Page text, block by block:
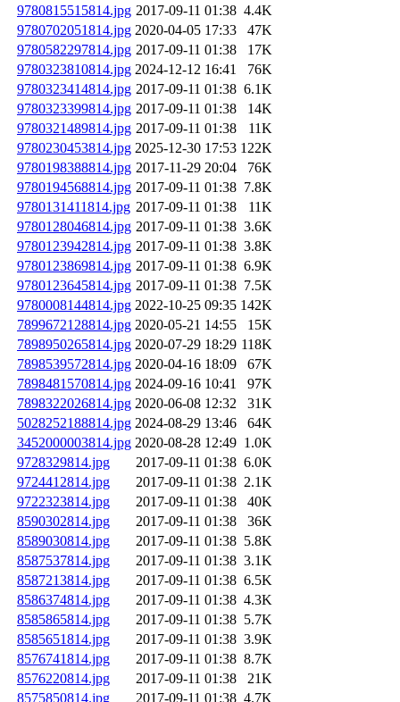
9780815515814.jpg 2017-09-11 01:38 4.4K
9780702051814.jpg 2020-04-05 17:33
47K
9780582297814.jpg 2017-09-11 01:38
17K
9780323810814.jpg 2024-12-12 16:41
76K
9780323414814.jpg 2017-09-11 01:38 6.1K
9780323399814.jpg 2017-09-11 01:38
14K
9780321489814.jpg 2017-09-11 01:38
11K
9780230453814.jpg 2025-12-30 17:53 122K
9780198388814.jpg 2017-11-29 20:04
76K
9780194568814.jpg 2017-09-11 01:38 7.8K
9780131411814.jpg 2017-09-11 01:38
11K
9780128046814.jpg 2017-09-11 01:38 3.6K
9780123942814.jpg 2017-09-11 01:38 3.8K
9780123869814.jpg 2017-09-11 01:38 6.9K
9780123645814.jpg 2017-09-11 01:38 7.5K
9780008144814.jpg 2022-10-25 09:35 142K
7899672128814.jpg 2020-05-21 14:55
15K
7898950265814.jpg 2020-07-29 18:29 118K
7898539572814.jpg 2020-04-16 18:09
67K
7898481570814.jpg 2024-09-16 10:41
97K
7898322026814.jpg 2020-06-08 12:32
31K
5028252188814.jpg 2024-08-29 13:46
64K
3452000003814.jpg 2020-08-28 12:49 1.0K
9728329814.jpg
2017-09-11 01:38 6.0K
9724412814.jpg
2017-09-11 01:38 2.1K
9722323814.jpg
2017-09-11 01:38
40K
8590302814.jpg
2017-09-11 01:38
36K
8589030814.jpg
2017-09-11 01:38 5.8K
8587537814.jpg
2017-09-11 01:38 3.1K
8587213814.jpg
2017-09-11 01:38 6.5K
8586374814.jpg
2017-09-11 01:38 4.3K
8585865814.jpg
2017-09-11 01:38 5.7K
8585651814.jpg
2017-09-11 01:38 3.9K
8576741814.jpg
2017-09-11 01:38 8.7K
8576220814.jpg
2017-09-11 01:38
21K
8575850814.jpg
2017-09-11 01:38 4.7K